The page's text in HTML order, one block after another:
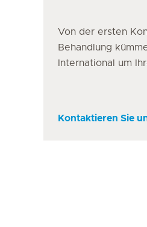
Von der ersten
Behandlung
International um
Kontaktieren Sie